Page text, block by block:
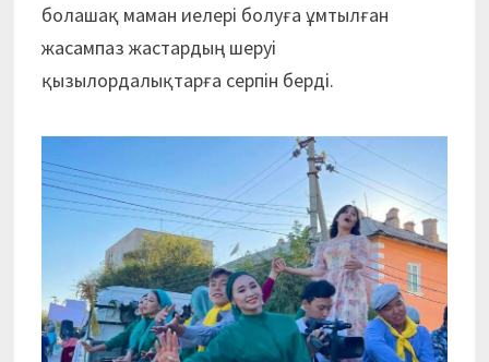
болашақ маман иелері болуға ұмтылған
жасампаз жастардың шеруі
қызылордалықтарға серпін берді.